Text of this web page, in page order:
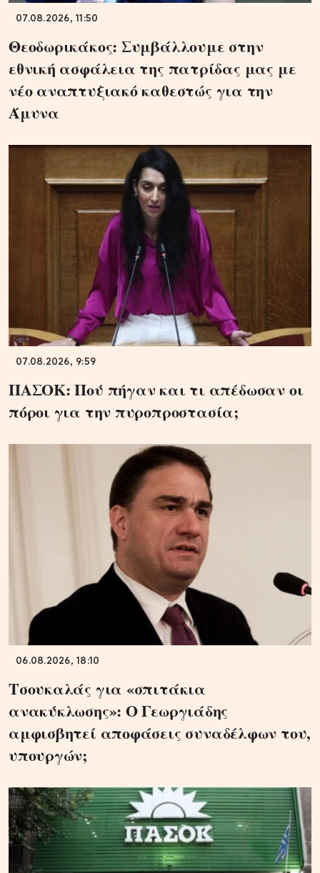
07.08.2026, 11:50
Θεοδωρικάκος: Συμβάλλουμε στην
εθνική ασφάλεια της πατρίδας μας με
νέο αναπτυξιακό καθεστώς για την
Άμυνα
07.08.2026, 9:59
ΠΑΣΟΚ: Πού πήγαν και τι απέδωσαν οι
πόροι για την πυροπροστασία;
06.08.2026, 18:10
Τσουκαλάς για «σπιτάκια
ανακύκλωσης»: Ο Γεωργιάδης
αμφισβητεί αποφάσεις συναδέλφων του,
υπουργών;